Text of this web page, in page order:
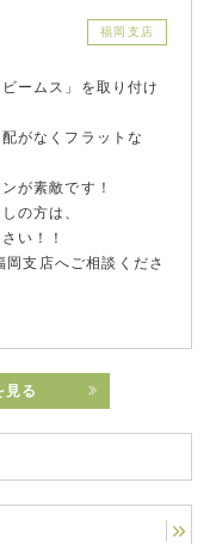
福岡支店
ームス」を取り付け
がなくフラットな
が素敵です！
の方は、
い！！
支店へご相談くださ
見る